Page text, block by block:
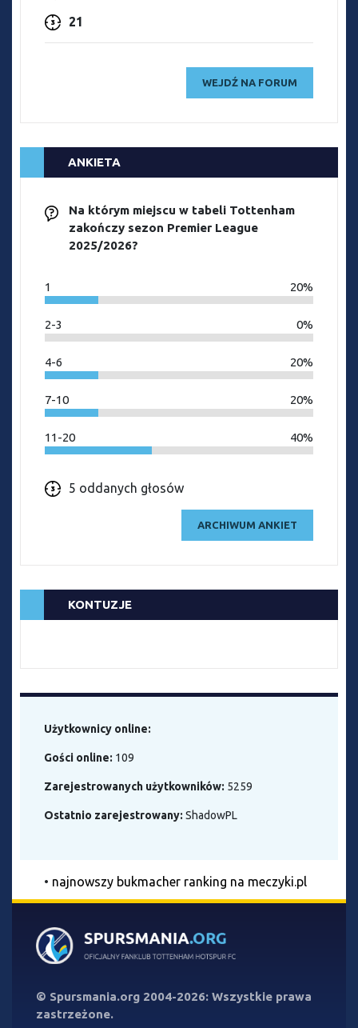
21
WEJDŹ NA FORUM
ANKIETA
Na którym miejscu w tabeli Tottenham
zakończy sezon Premier League
2025/2026?
1 20%
2-3 0%
4-6 20%
7-10 20%
11-20 40%
5 oddanych głosów
ARCHIWUM ANKIET
KONTUZJE
Użytkownicy online:
Gości online: 109
Zarejestrowanych użytkowników: 5259
Ostatnio zarejestrowany: ShadowPL
• najnowszy bukmacher ranking na meczyki.pl
© Spursmania.org 2004-2026: Wszystkie prawa
zastrzeżone.